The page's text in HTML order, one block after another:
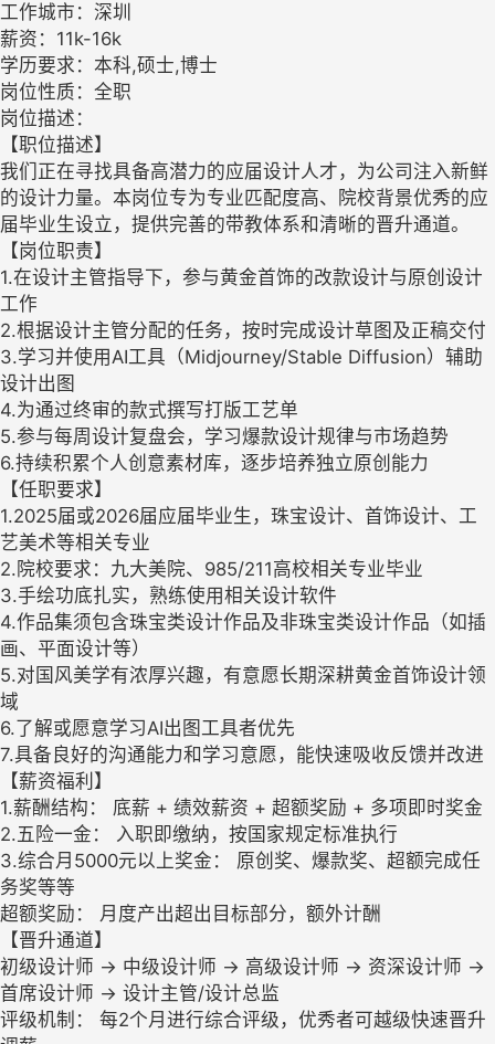
工作城市：深圳
薪资：11k-16k
学历要求：本科,硕士,博士
岗位性质：全职
岗位描述：
【职位描述】
我们正在寻找具备高潜力的应届设计人才，为公司注入新鲜
的设计力量。本岗位专为专业匹配度高、院校背景优秀的应
届毕业生设立，提供完善的带教体系和清晰的晋升通道。
【岗位职责】
1.在设计主管指导下，参与黄金首饰的改款设计与原创设计
工作
2.根据设计主管分配的任务，按时完成设计草图及正稿交付
3.学习并使用AI工具（Midjourney/Stable Diffusion）辅助
设计出图
4.为通过终审的款式撰写打版工艺单
5.参与每周设计复盘会，学习爆款设计规律与市场趋势
6.持续积累个人创意素材库，逐步培养独立原创能力
【任职要求】
1.2025届或2026届应届毕业生，珠宝设计、首饰设计、工
艺美术等相关专业
2.院校要求：九大美院、985/211高校相关专业毕业
3.手绘功底扎实，熟练使用相关设计软件
4.作品集须包含珠宝类设计作品及非珠宝类设计作品（如插
画、平面设计等）
5.对国风美学有浓厚兴趣，有意愿长期深耕黄金首饰设计领
域
6.了解或愿意学习AI出图工具者优先
7.具备良好的沟通能力和学习意愿，能快速吸收反馈并改进
【薪资福利】
1.薪酬结构： 底薪 + 绩效薪资 + 超额奖励 + 多项即时奖金
2.五险一金： 入职即缴纳，按国家规定标准执行
3.综合月5000元以上奖金： 原创奖、爆款奖、超额完成任
务奖等等
超额奖励： 月度产出超出目标部分，额外计酬
【晋升通道】
初级设计师 → 中级设计师 → 高级设计师 → 资深设计师 →
首席设计师 → 设计主管/设计总监
评级机制： 每2个月进行综合评级，优秀者可越级快速晋升